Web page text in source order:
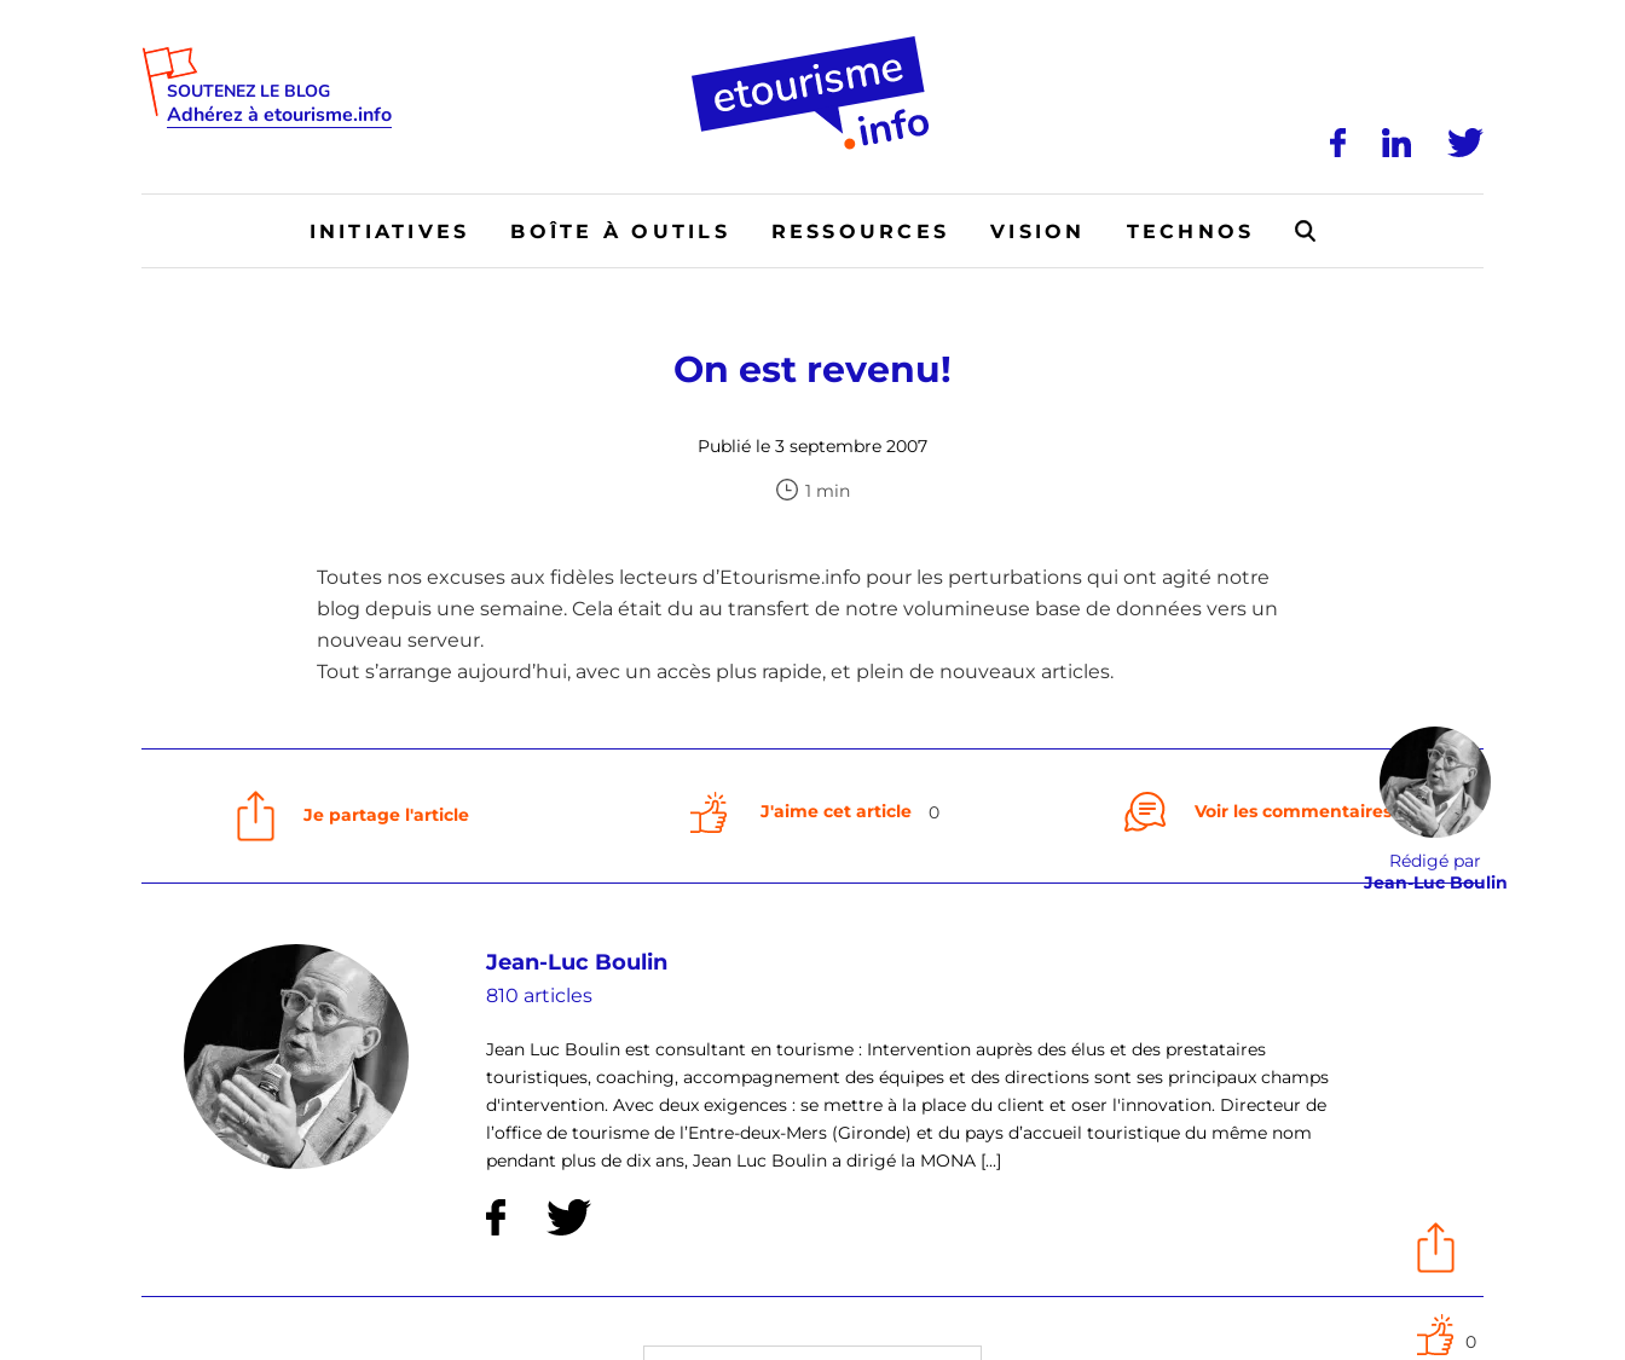
SOUTENEZ LE BLOG
Adhérez à etourisme.info
INITIATIVES BOÎTE À OUTILS RESSOURCES VISION TECHNOS
On est revenu!
Publié le 3 septembre 2007
1 min
Rédigé par
Jean-Luc Boulin
0
Toutes nos excuses aux fidèles lecteurs d’Etourisme.info pour les perturbations qui ont agité notre
blog depuis une semaine. Cela était du au transfert de notre volumineuse base de données vers un
nouveau serveur.
Tout s’arrange aujourd’hui, avec un accès plus rapide, et plein de nouveaux articles.
Je partage l'article J'aime cet article 0 Voir les commentaires 0
Jean-Luc Boulin
810 articles
Jean Luc Boulin est consultant en tourisme : Intervention auprès des élus et des prestataires
touristiques, coaching, accompagnement des équipes et des directions sont ses principaux champs
d'intervention. Avec deux exigences : se mettre à la place du client et oser l'innovation. Directeur de
l’office de tourisme de l’Entre-deux-Mers (Gironde) et du pays d’accueil touristique du même nom
pendant plus de dix ans, Jean Luc Boulin a dirigé la MONA [...]